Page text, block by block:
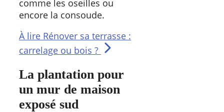
comme les oseilles ou
encore la consoude.
À lire Rénover sa terrasse :
carrelage ou bois ?
La plantation pour
un mur de maison
exposé sud